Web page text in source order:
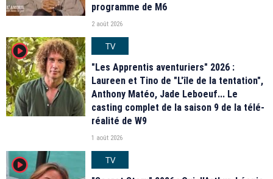
programme de M6
2 août 2026
player2
TV
"Les Apprentis aventuriers" 2026 :
Laureen et Tino de "L'île de la tentation",
Anthony Matéo, Jade Leboeuf... Le
casting complet de la saison 9 de la télé-
réalité de W9
1 août 2026
player2
TV